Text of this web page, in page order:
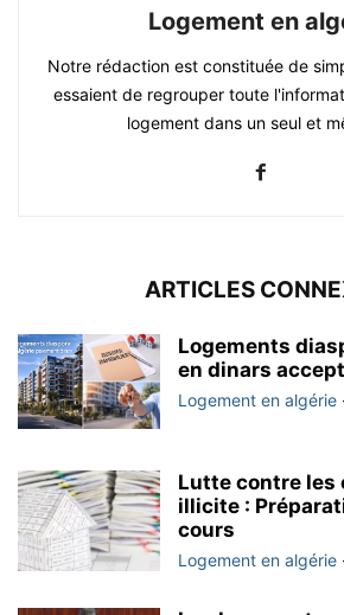
Logement en
Notre rédaction est constituée de
essaient de regrouper toute
logement dans un seul et
ARTICLES
Logements
en dinars
Logement en algérie
Lutte contre
illicite :
cours
Logement en algérie